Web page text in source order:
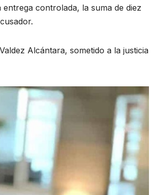
controlada, la suma de diez
Alcántara, sometido a la justicia